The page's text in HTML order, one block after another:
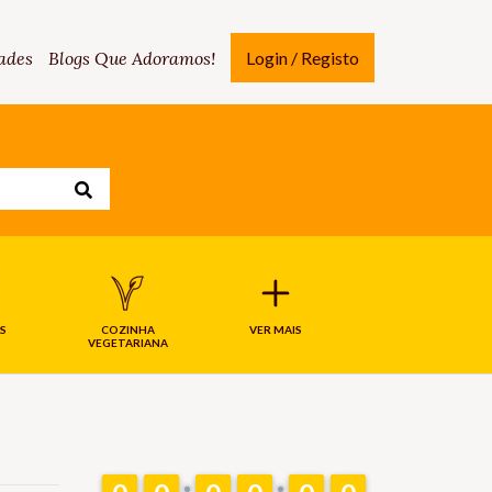
Blogs Que Adoramos! Login / Registo
COZINHA
VEGETARIANA
VER MAIS